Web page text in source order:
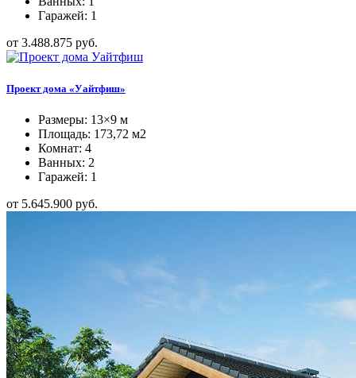
Гаражей: 1
от 3.488.875 руб.
Проект дома «Уайтфиш»
Размеры: 13×9 м
Площадь: 173,72 м2
Комнат: 4
Ванных: 2
Гаражей: 1
от 5.645.900 руб.